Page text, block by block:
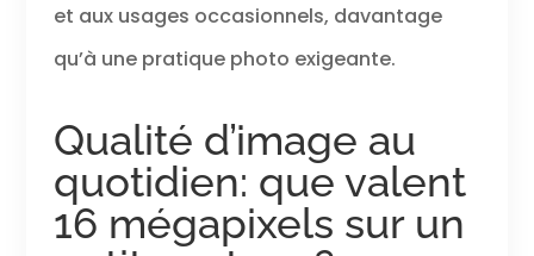
et aux usages occasionnels, davantage
qu’à une pratique photo exigeante.
Qualité d’image au
quotidien: que valent
16 mégapixels sur un